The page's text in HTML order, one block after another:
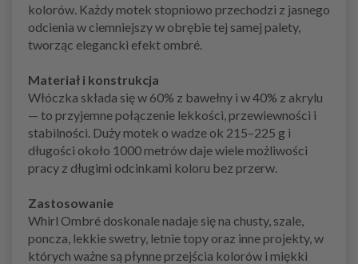
kolorów. Każdy motek stopniowo przechodzi z jasnego
odcienia w ciemniejszy w obrębie tej samej palety,
tworząc elegancki efekt ombré.
Materiał i konstrukcja
Włóczka składa się w 60% z bawełny i w 40% z akrylu
— to przyjemne połączenie lekkości, przewiewności i
stabilności. Duży motek o wadze ok 215–225 g i
długości około 1000 metrów daje wiele możliwości
pracy z długimi odcinkami koloru bez przerw.
Zastosowanie
Whirl Ombré doskonale nadaje się na chusty, szale,
poncza, lekkie swetry, letnie topy oraz inne projekty, w
których ważne są płynne przejścia kolorów i miękki